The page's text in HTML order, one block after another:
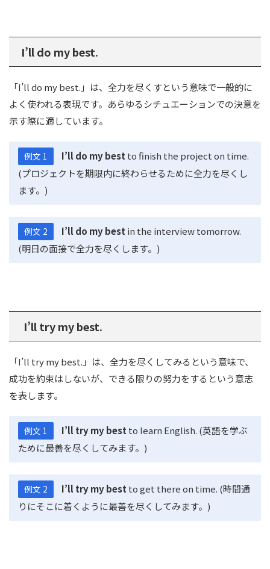
I’ll do my best.
「I’ll do my best.」は、全力を尽くすという意味で一般的に
よく使われる表現です。あらゆるシチュエーションでの決意を
示す際に適しています。
例文 1 I’ll do my best to finish the project on time.
(プロジェクトを期限内に終わらせるために全力を尽くし
ます。)
例文 2 I’ll do my best in the interview tomorrow.
(明日の面接で全力を尽くします。)
I’ll try my best.
「I’ll try my best.」は、全力を尽くしてみるという意味で、
成功を約束はしないが、できる限りの努力をするという意志
を表します。
例文 1 I’ll try my best to learn English. (英語を学ぶ
ために最善を尽くしてみます。)
例文 2 I’ll try my best to get there on time. (時間通
りにそこに着くように最善を尽くしてみます。)